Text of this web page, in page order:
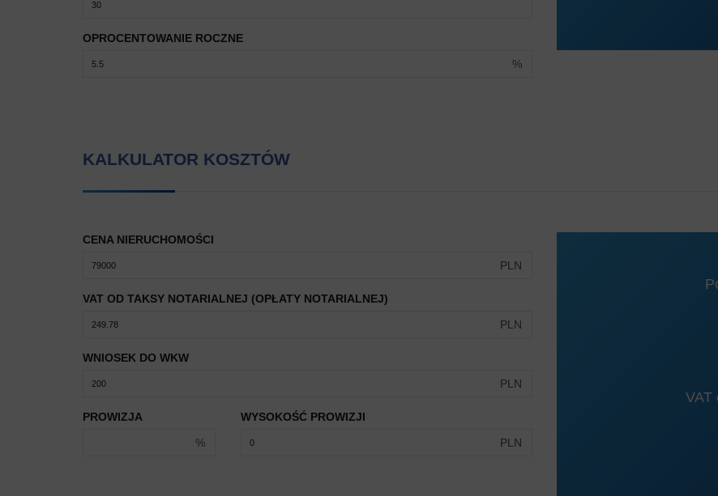
OPROCENTOWANIE ROCZNE
%
KALKULATOR KOSZTÓW
CENA NIERUCHOMOŚCI
PLN
VAT OD TAKSY NOTARIALNEJ (OPŁATY NOTARIALNEJ)
PLN
WNIOSEK DO WKW
PLN
PROWIZJA
%
WYSOKOŚĆ PROWIZJI
PLN
VAT